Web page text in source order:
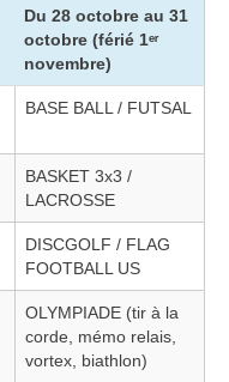
Du 28 octobre au 31
octobre (férié 1ᵉʳ
novembre)
BASE BALL / FUTSAL
BASKET 3x3 /
LACROSSE
DISCGOLF / FLAG
FOOTBALL US
OLYMPIADE (tir à la
corde, mémo relais,
vortex, biathlon)